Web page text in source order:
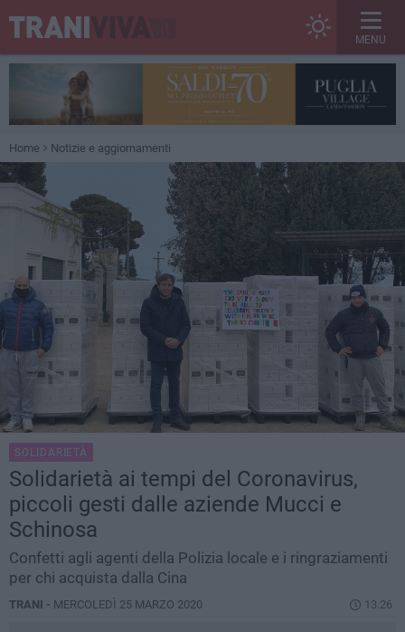
MENU
Home Notizie e aggiornamenti
SOLIDARIETÀ
Solidarietà ai tempi del Coronavirus,
piccoli gesti dalle aziende Mucci e
Schinosa
Confetti agli agenti della Polizia locale e i ringraziamenti
per chi acquista dalla Cina
TRANI - MERCOLEDÌ 25 MARZO 2020 13.26